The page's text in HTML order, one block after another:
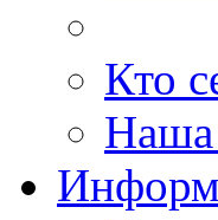
Кто
Наша